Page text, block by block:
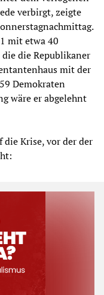
verbirgt, zeigte
mit etwa 40
die Republikaner
mit der
Demokraten
wäre er abgelehnt
Krise, vor der der